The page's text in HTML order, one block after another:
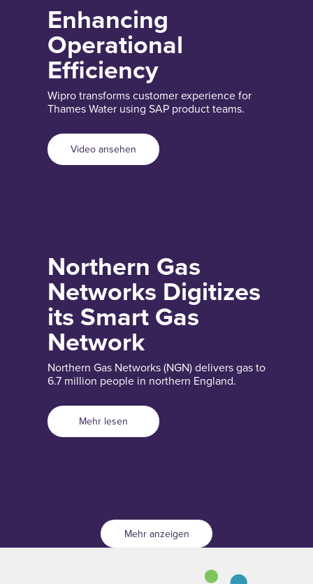
Enhancing
Operational
Efficiency
Wipro transforms customer experience for
Thames Water using SAP product teams.
Video ansehen
Northern Gas
Networks Digitizes
its Smart Gas
Network
Northern Gas Networks (NGN) delivers gas to
6.7 million people in northern England.
Mehr lesen
Mehr anzeigen